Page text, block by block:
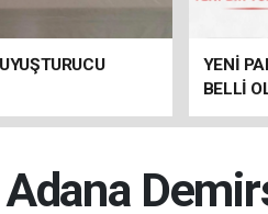
YENİ
BELLİ
Adana